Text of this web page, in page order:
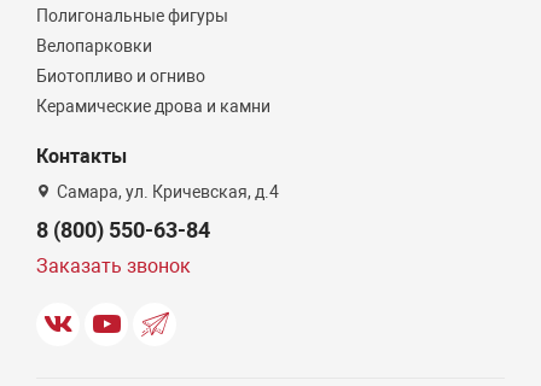
Полигональные фигуры
Велопарковки
Биотопливо и огниво
Керамические дрова и камни
Контакты
Самара, ул. Кричевская, д.4
8 (800) 550-63-84
Заказать звонок